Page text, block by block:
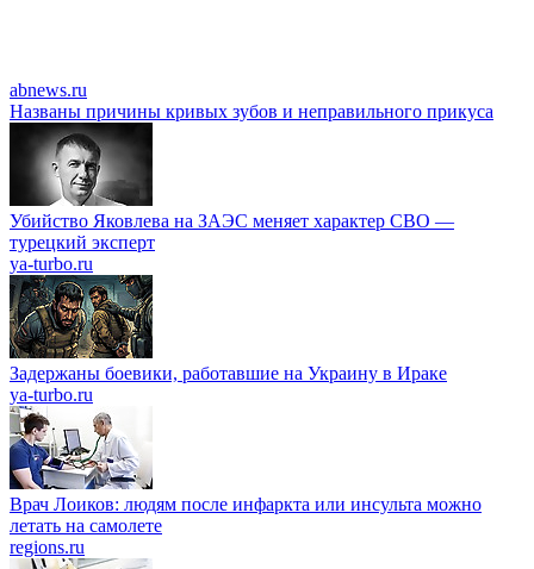
abnews.ru
Названы причины кривых зубов и неправильного прикуса
Убийство Яковлева на ЗАЭС меняет характер СВО —
турецкий эксперт
ya-turbo.ru
Задержаны боевики, работавшие на Украину в Ираке
ya-turbo.ru
Врач Лоиков: людям после инфаркта или инсульта можно
летать на самолете
regions.ru